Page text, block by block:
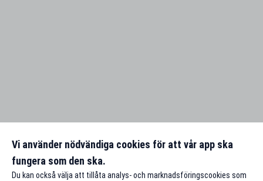
Vi använder nödvändiga cookies för att vår app ska
fungera som den ska.
Du kan också välja att tillåta analys- och marknadsföringscookies som